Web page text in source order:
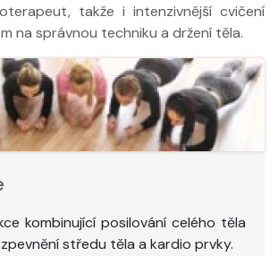
takže i intenzivnější cvičení
na správnou techniku a držení těla.
kombinující posilování celého těla
středu těla a kardio prvky.